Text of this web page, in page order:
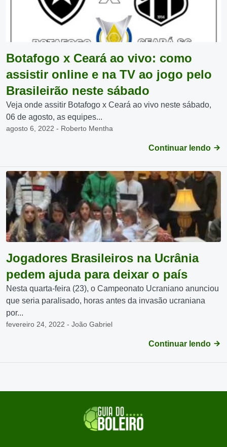
Botafogo x Ceará ao vivo: como
assistir online e na TV ao jogo pelo
Brasileirão neste sábado
Veja onde assitir Botafogo x Ceará ao vivo neste sábado,
06 de agosto, as equipes...
agosto 6, 2022 - Roberto Mentha
Continuar lendo
Jogadores Brasileiros na Ucrânia
pedem ajuda para deixar o país
Nesta quarta-feira (23), o Campeonato Ucraniano anunciou
que seria paralisado, horas antes da invasão ucraniana
por...
fevereiro 24, 2022 - João Gabriel
Continuar lendo